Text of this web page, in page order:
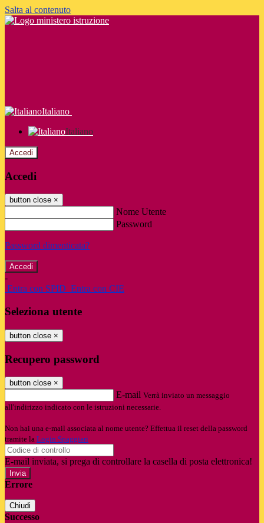
Salta al contenuto
Italiano
Italiano
Accedi
Accedi
button close ×
Nome Utente
Password
Password dimenticata?
-
Entra con SPID Entra con CIE
Seleziona utente
button close ×
Recupero password
button close ×
E-mail Verrà inviato un messaggio
all'indirizzo indicato con le istruzioni necessarie.
Non hai una e-mail associata al nome utente? Effettua il reset della password
tramite la Login Spaggiari
E-mail inviata, si prega di controllare la casella di posta elettronica!
Errore
Chiudi
Successo